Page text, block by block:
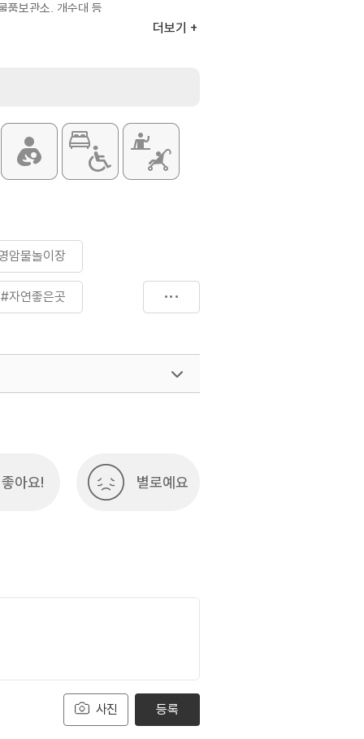
품보관소, 개수대 등
찬묏길, 기건강센터, 천연염색관 등
더보기
암물놀이장
#자연좋은곳
좋아요! 별로예요
사진 등록